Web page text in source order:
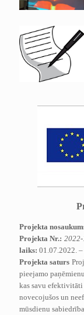
Projekta
Projekta Nr.:
laiks: 01.07.2022. –
Projekta saturs
pieejamo
kas savu
novecojušos un
mūsdienu